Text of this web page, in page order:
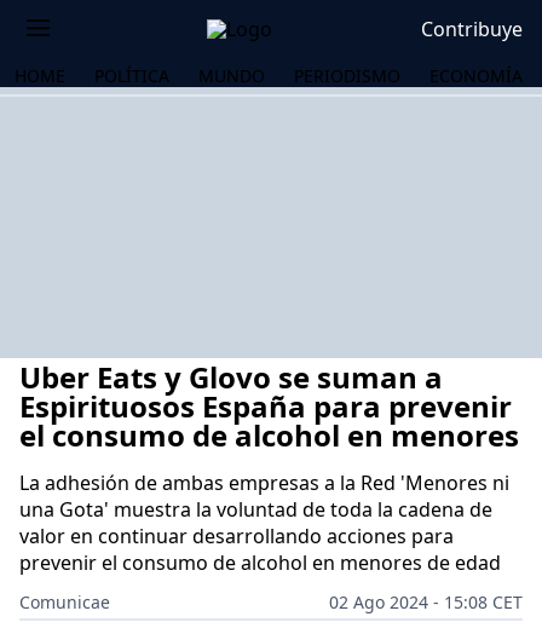
Contribuye
HOME POLÍTICA MUNDO PERIODISMO ECONOMÍA
Uber Eats y Glovo se suman a
Espirituosos España para prevenir
el consumo de alcohol en menores
La adhesión de ambas empresas a la Red 'Menores ni
una Gota' muestra la voluntad de toda la cadena de
valor en continuar desarrollando acciones para
prevenir el consumo de alcohol en menores de edad
Comunicae
02 Ago 2024 - 15:08 CET